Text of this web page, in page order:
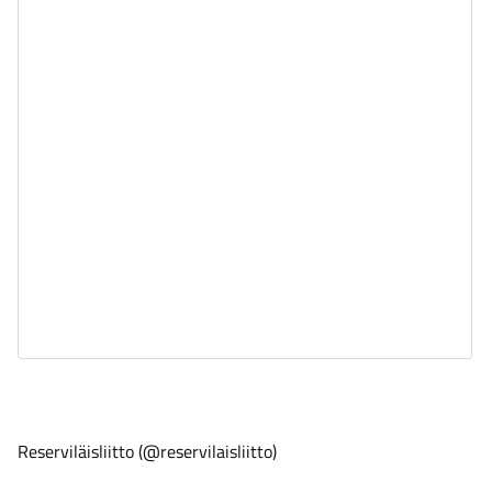
Reserviläisliitto (@reservilaisliitto)